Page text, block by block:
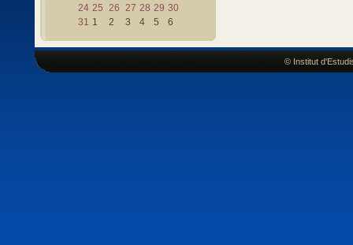
24 25 26 27 28 29 30
31 1 2 3 4 5 6
© Institut